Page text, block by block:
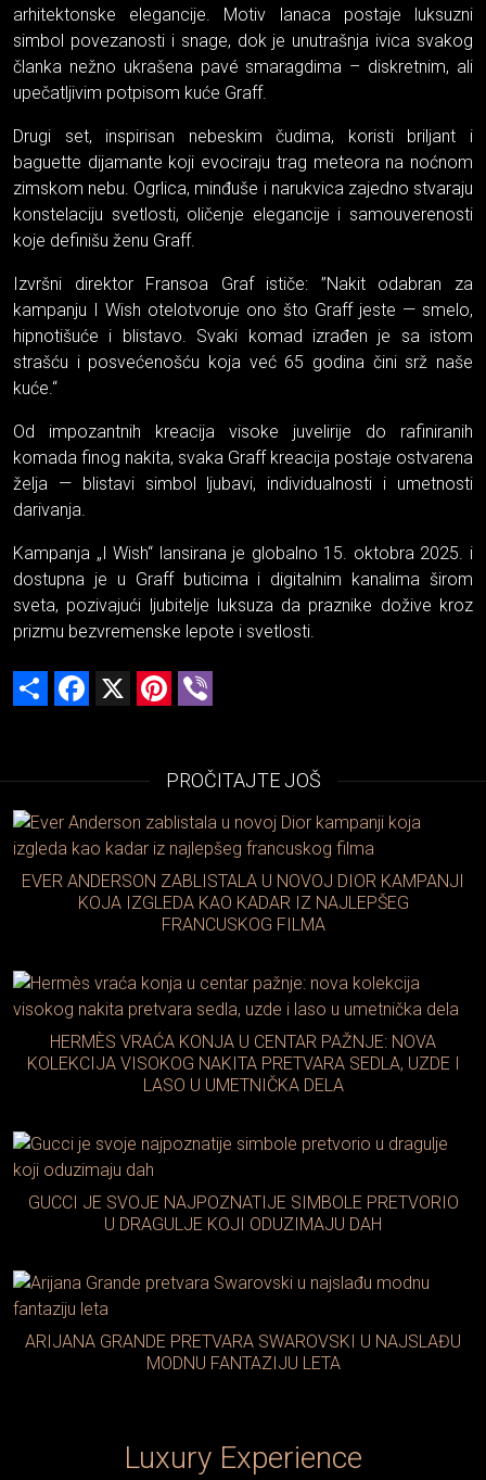
arhitektonske elegancije. Motiv lanaca postaje luksuzni
simbol povezanosti i snage, dok je unutrašnja ivica svakog
članka nežno ukrašena pavé smaragdima – diskretnim, ali
upečatljivim potpisom kuće Graff.
Drugi set, inspirisan nebeskim čudima, koristi briljant i
baguette dijamante koji evociraju trag meteora na noćnom
zimskom nebu. Ogrlica, minđuše i narukvica zajedno stvaraju
konstelaciju svetlosti, oličenje elegancije i samouverenosti
koje definišu ženu Graff.
Izvršni direktor Fransoa Graf ističe: ”Nakit odabran za
kampanju I Wish otelotvoruje ono što Graff jeste — smelo,
hipnotišuće i blistavo. Svaki komad izrađen je sa istom
strašću i posvećenošću koja već 65 godina čini srž naše
kuće.“
Od impozantnih kreacija visoke juvelirije do rafiniranih
komada finog nakita, svaka Graff kreacija postaje ostvarena
želja — blistavi simbol ljubavi, individualnosti i umetnosti
darivanja.
Kampanja „I Wish“ lansirana je globalno 15. oktobra 2025. i
dostupna je u Graff buticima i digitalnim kanalima širom
sveta, pozivajući ljubitelje luksuza da praznike dožive kroz
prizmu bezvremenske lepote i svetlosti.
Share Facebook Pinterest
PROČITAJTE JOŠ
EVER ANDERSON ZABLISTALA U NOVOJ DIOR KAMPANJI
KOJA IZGLEDA KAO KADAR IZ NAJLEPŠEG
FRANCUSKOG FILMA
HERMÈS VRAĆA KONJA U CENTAR PAŽNJE: NOVA
KOLEKCIJA VISOKOG NAKITA PRETVARA SEDLA, UZDE I
LASO U UMETNIČKA DELA
GUCCI JE SVOJE NAJPOZNATIJE SIMBOLE PRETVORIO
U DRAGULJE KOJI ODUZIMAJU DAH
ARIJANA GRANDE PRETVARA SWAROVSKI U NAJSLAĐU
MODNU FANTAZIJU LETA
Luxury Experience